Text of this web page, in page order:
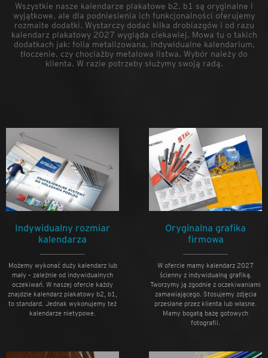
Wszystkie nasze kalendarze plakatowe b2, b1 są oryginalne i
wyjątkowe, ale dla podniesienia ich funkcjonalności oferujemy
rozmaite dodatki. Wystarczy dodać kilka drobiazgów i od razu
kalendarz plakatowy 2027 wygląda ciekawiej. Mowa tu o takich
dodatkach jak: folia metalizowana, indywidualne kalendarium,
tłoczenie, czy chociażby metalowa listwa. Wybór należy do
klienta. W razie potrzeby służymy swoją radą.
Indywidualny rozmiar
kalendarza
Możemy wykonać duży kalendarz lub
mały – zależnie od indywidualnych
oczekiwań. W naszej ofercie każdy
znajdzie kalendarz plakatowy b2, b1,
to standard. Jednak wykonujemy też
kalendarze nietypowe.
Oryginalna grafika
firmowa
W ofercie mamy kalendarz 2027
ścienny z indywidualną grafiką.
Tworzymy ją zgodnie z oczekiwaniami
zamawiającego. Stosujemy zdjęcia
przesłane przez klienta lub własne.
Mamy bogatą bazę gotowych
fotografii.